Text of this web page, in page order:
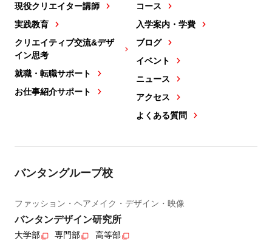
現役クリエイター講師
実践教育
クリエイティブ交流&デザ
イン思考
就職・転職サポート
お仕事紹介サポート
コース
入学案内・学費
ブログ
イベント
ニュース
アクセス
よくある質問
バンタングループ校
ファッション・ヘアメイク・デザイン・映像
バンタンデザイン研究所
大学部 専門部 高等部